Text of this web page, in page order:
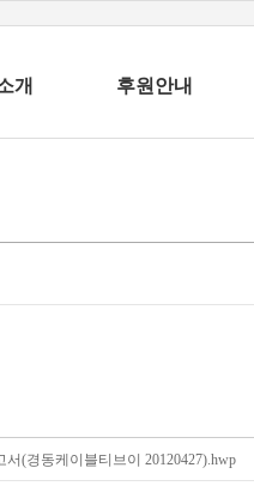
개 후원안내
(경동케이블티브이 20120427).hwp